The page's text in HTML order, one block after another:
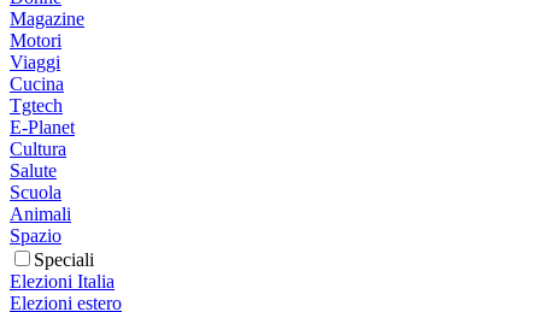
Magazine
Motori
Viaggi
Cucina
Tgtech
E-Planet
Cultura
Salute
Scuola
Animali
Spazio
Speciali
Elezioni Italia
Elezioni estero